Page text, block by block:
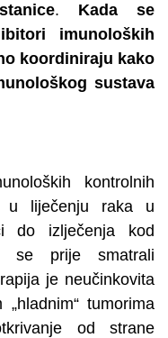
. Kada se
imunoloških
koordiniraju kako
sustava
kontrolnih
u liječenju raka u
do izlječenja kod
se prije smatrali
je neučinkovita
tumorima
od strane